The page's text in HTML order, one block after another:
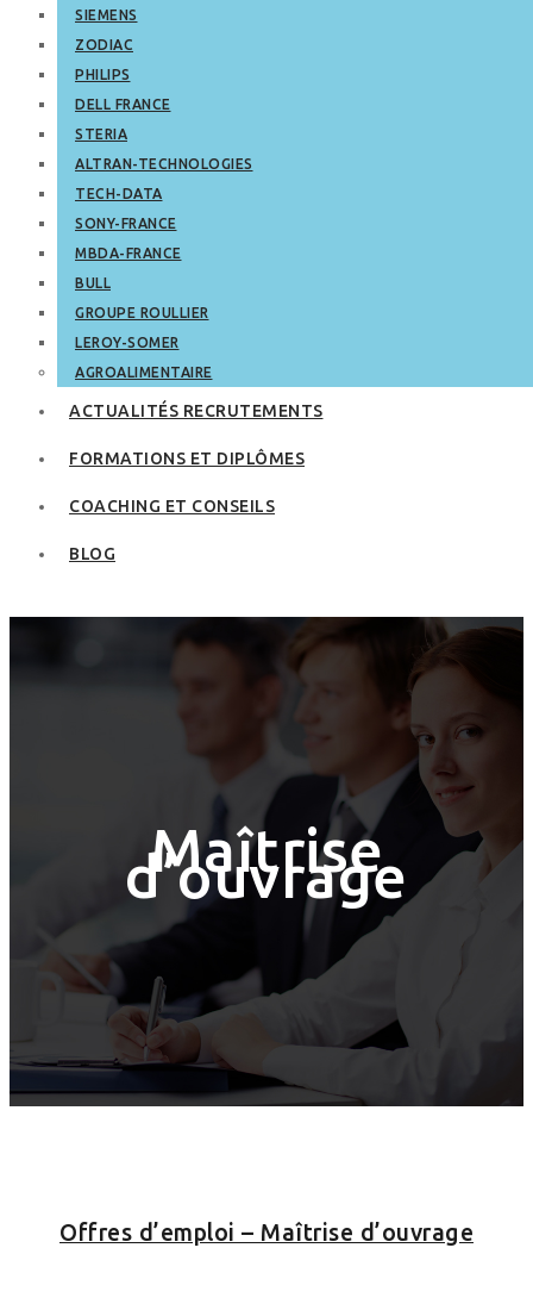
SIEMENS
ZODIAC
PHILIPS
DELL FRANCE
STERIA
ALTRAN-TECHNOLOGIES
TECH-DATA
SONY-FRANCE
MBDA-FRANCE
BULL
GROUPE ROULLIER
LEROY-SOMER
AGROALIMENTAIRE
ACTUALITÉS RECRUTEMENTS
FORMATIONS ET DIPLÔMES
COACHING ET CONSEILS
BLOG
Maîtrise
d’ouvrage
Offres d’emploi – Maîtrise d’ouvrage